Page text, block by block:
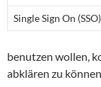
Single Sign On (SSO)
benutzen wollen,
abklären zu